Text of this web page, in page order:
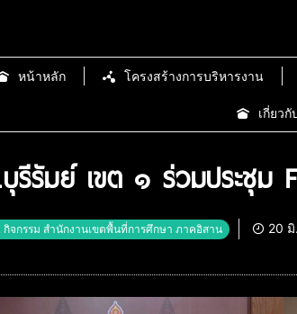
หน้าหลัก โครงสร้างการบริหารงาน
เกี่ยว
รีรัมย์ เขต ๑ ร่วมประชุม
กิจกรรม สำนักงานเขตพื้นที่การศึกษา ภาคอิสาน 20